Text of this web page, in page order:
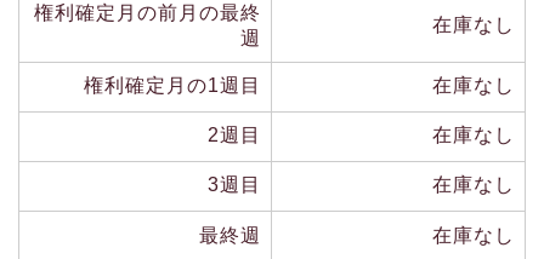
権利確定月の前月の最終
週
在庫なし
権利確定月の1週目 在庫なし
2週目 在庫なし
3週目 在庫なし
最終週 在庫なし